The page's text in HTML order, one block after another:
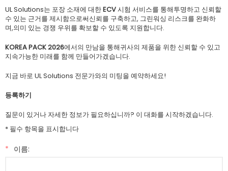
UL Solutions는 포장 소재에 대한ECV시험 서비스를 통해투명하고 신뢰할
수 있는 근거를 제시함으로써신뢰를 구축하고, 그린워싱 리스크를 완화하
며,의미 있는 경쟁 우위를 확보할 수 있도록 지원합니다.
KOREA PACK 2026에서의 만남을 통해귀사의 제품을 위한 신뢰할 수 있고
지속가능한 미래를 함께 만들어가겠습니다.
지금 바로 UL Solutions 전문가와의 미팅을 예약하세요!
등록하기
질문이 있거나 자세한 정보가 필요하십니까? 이 대화를 시작하겠습니다.
* 필수 항목을 표시합니다
* 이름: